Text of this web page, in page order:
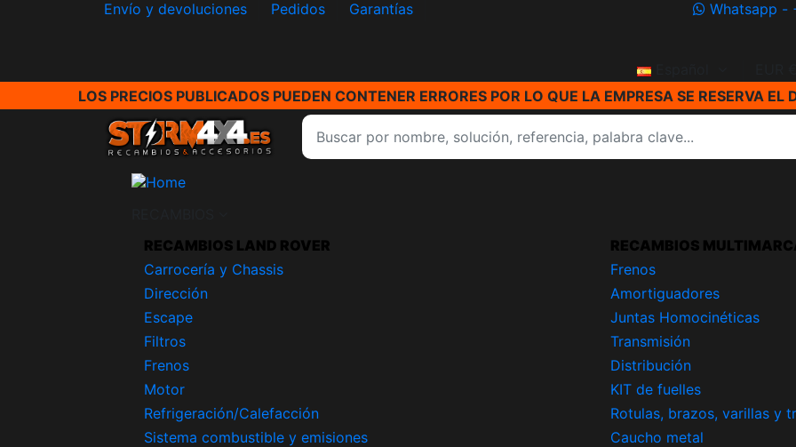
Envío y devoluciones Pedidos Garantías Whatsapp -
Español
LOS PRECIOS PUBLICADOS PUEDEN CONTENER ERRORES POR LO QUE LA EMPRESA SE RESERVA
RECAMBIOS LAND ROVER
Carrocería y Chassis
Dirección
Escape
Filtros
Frenos
Motor
Refrigeración/Calefacción
Sistema combustible y emisiones
RECAMBIOS
Frenos
Amortiguadores
Juntas Homocinéticas
Transmisión
Distribución
KIT de fuelles
Rotulas, brazos, varillas y
Caucho metal